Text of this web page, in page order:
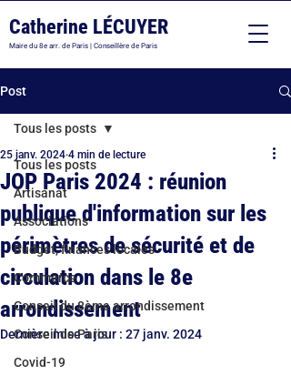
Catherine LÉCUYER
Maire du 8e arr. de Paris | Conseillère de Paris
Post
Tous les posts
Artisanat
Associations
Budget, finances locales
Commerce
Conseil du 8ème arrondissement
Conseil de Paris
Covid-19
Tous les posts
JOP Paris 2024 : réunion
publique d'information sur les
périmètres de sécurité et de
circulation dans le 8e
arrondissement
25 janv. 2024 4 min de lecture
Dernière mise à jour : 27 janv. 2024